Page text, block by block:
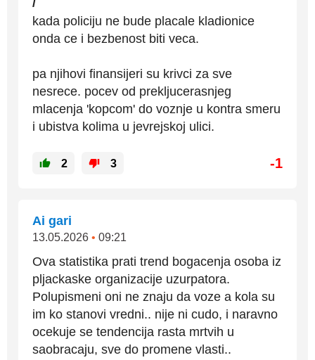
/
kada policiju ne bude placale kladionice
onda ce i bezbenost biti veca.
pa njihovi finansijeri su krivci za sve
nesrece. pocev od prekljucerasnjeg
mlacenja 'kopcom' do voznje u kontra smeru
i ubistva kolima u jevrejskoj ulici.
2 3 -1
Ai gari
13.05.2026 • 09:21
Ova statistika prati trend bogacenja osoba iz
pljackaske organizacije uzurpatora.
Polupismeni oni ne znaju da voze a kola su
im ko stanovi vredni.. nije ni cudo, i naravno
ocekuje se tendencija rasta mrtvih u
saobracaju, sve do promene vlasti..